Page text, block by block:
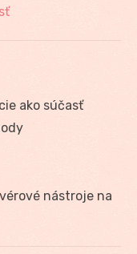
ako súčasť
nástroje na